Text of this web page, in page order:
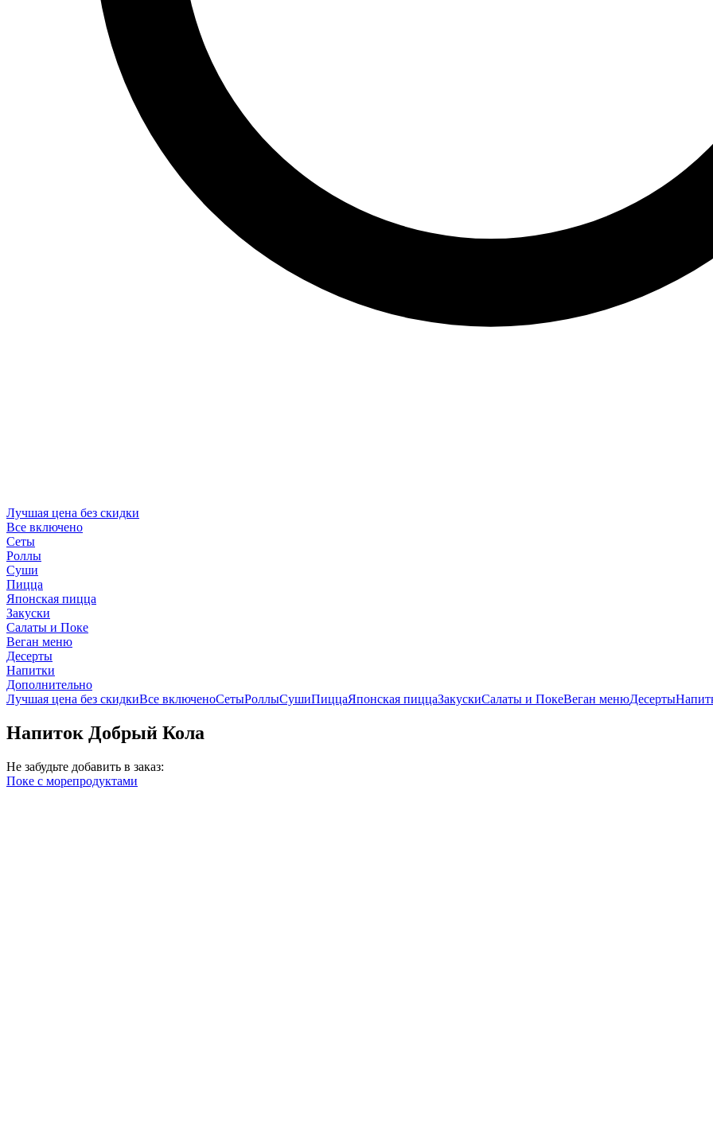
Лучшая цена без скидки
Все включено
Сеты
Роллы
Суши
Пицца
Японская пицца
Закуски
Салаты и Поке
Веган меню
Десерты
Напитки
Дополнительно
Лучшая цена без скидкиВсе включеноСетыРоллыСушиПиццаЯпонская пиццаЗакускиСалаты и ПокеВеган менюДесерты
Напиток Добрый Кола
Не забудьте добавить в заказ:
Поке с морепродуктами